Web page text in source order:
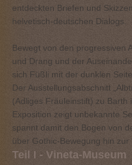
entdeckten Briefen und
helvetisch-deutschen Dialogs.
Bewegt von den progressiven
und Drang und der
sich Füßli mit der dunklen
Der Ausstellungsabschnitt
(Adliges Fräuleinstift) zu
Exposition zeigt unbekannte
spannt damit den Bogen von
über Gothic-Bewegung hin zur
Teil I - Vineta-Museum